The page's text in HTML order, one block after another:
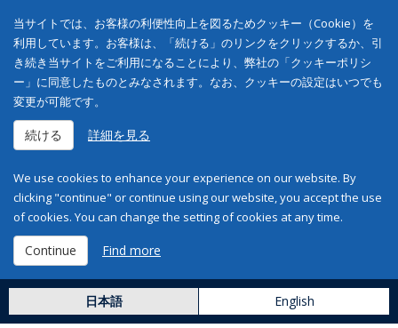
当サイトでは、お客様の利便性向上を図るためクッキー（Cookie）を
利用しています。お客様は、「続ける」のリンクをクリックするか、引
き続き当サイトをご利用になることにより、弊社の「クッキーポリシ
ー」に同意したものとみなされます。なお、クッキーの設定はいつでも
変更が可能です。
続ける 詳細を見る
We use cookies to enhance your experience on our website. By
clicking "continue" or continue using our website, you accept the use
of cookies. You can change the setting of cookies at any time.
Continue Find more
日本語 English